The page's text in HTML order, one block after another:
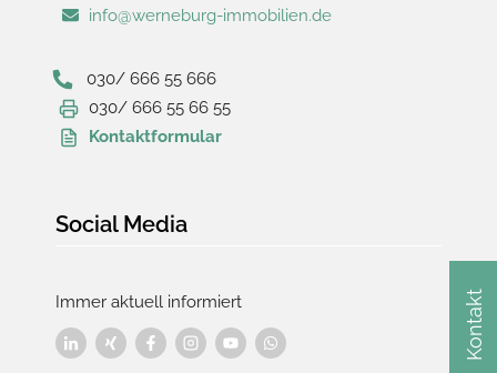
Kontakt
info@werneburg-immobilien.de
030/ 666 55 666
030/ 666 55 66 55
Kontaktformular
Social Media
Immer aktuell informiert